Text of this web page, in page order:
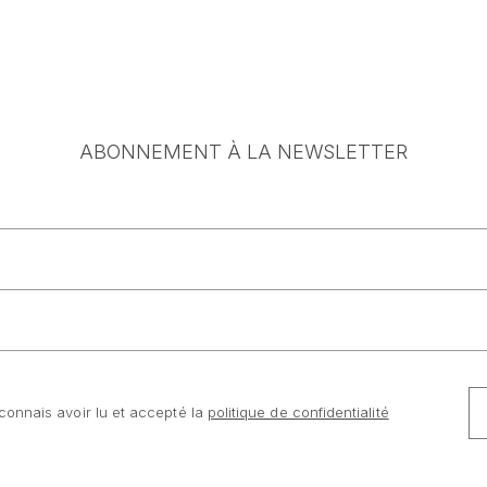
ABONNEMENT À LA NEWSLETTER
avoir lu et accepté la politique de confidentialité